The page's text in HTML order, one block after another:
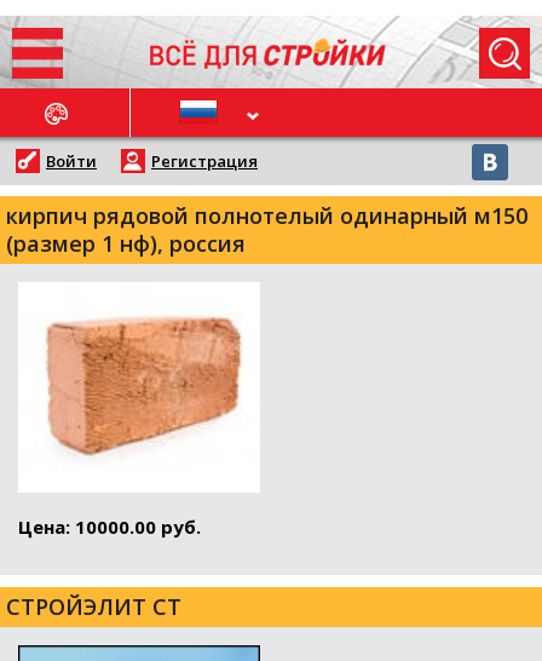
НОВОСТИ
Войти Регистрация
кирпич рядовой полнотелый одинарный м150
(размер 1 нф), россия
Цена: 10000.00 руб.
СТРОЙЭЛИТ СТ